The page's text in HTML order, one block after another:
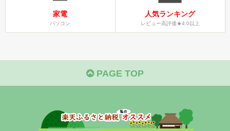
家電
パソコン
人気ランキング
レビュー高評価★4.0以上
PAGE TOP